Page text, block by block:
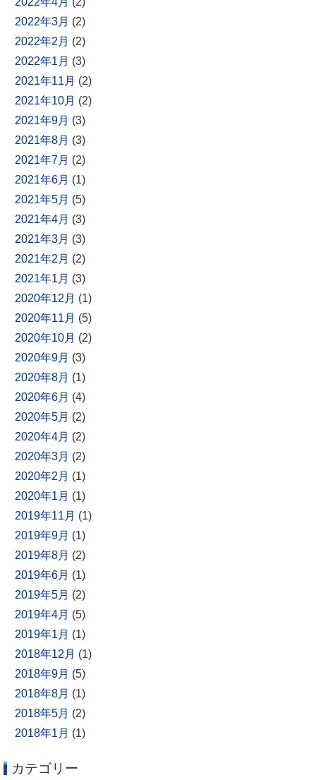
2022年3月 (2)
2022年2月 (2)
2022年1月 (3)
2021年11月 (2)
2021年10月 (2)
2021年9月 (3)
2021年8月 (3)
2021年7月 (2)
2021年6月 (1)
2021年5月 (5)
2021年4月 (3)
2021年3月 (3)
2021年2月 (2)
2021年1月 (3)
2020年12月 (1)
2020年11月 (5)
2020年10月 (2)
2020年9月 (3)
2020年8月 (1)
2020年6月 (4)
2020年5月 (2)
2020年4月 (2)
2020年3月 (2)
2020年2月 (1)
2020年1月 (1)
2019年11月 (1)
2019年9月 (1)
2019年8月 (2)
2019年6月 (1)
2019年5月 (2)
2019年4月 (5)
2019年1月 (1)
2018年12月 (1)
2018年9月 (5)
2018年8月 (1)
2018年5月 (2)
2018年1月 (1)
カテゴリー